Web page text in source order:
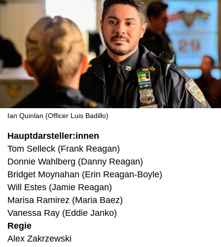
Ian Quinlan (Officer Luis Badillo)
Hauptdarsteller:innen
Tom Selleck (Frank Reagan)
Donnie Wahlberg (Danny Reagan)
Bridget Moynahan (Erin Reagan-Boyle)
Will Estes (Jamie Reagan)
Marisa Ramirez (Maria Baez)
Vanessa Ray (Eddie Janko)
Regie
Alex Zakrzewski